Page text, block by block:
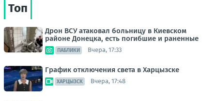
Топ
Дрон ВСУ атаковал больницу в Киевском
районе Донецка, есть погибшие и раненные
ПАБЛИКИ Вчера, 17:33
График отключения света в Харцызске
ХАРЦЫЗСК Вчера, 17:48